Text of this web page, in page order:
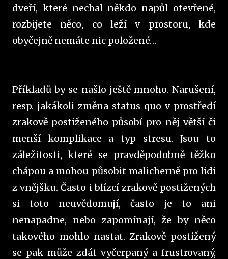
dveří, které nechal někdo napůl otevřené,
rozbijete něco, co leží v prostoru, kde
obyčejně nemáte nic položené…
Příkladů by se našlo ještě mnoho. Narušení,
resp. jakákoli změna status quo v prostředí
zrakově postiženého působí pro něj větší či
menší komplikace a typ stresu. Jsou to
záležitosti, které se pravděpodobně těžko
chápou a mohou působit malicherně pro lidi
z vnějšku. Často i blízcí zrakově postižených
si toto neuvědomují, často je to ani
nenapadne, nebo zapomínají, že by něco
takového mohlo nastat. Zrakově postižený
se pak může zdát vyčerpaný a frustrovaný,